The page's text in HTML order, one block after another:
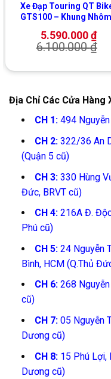
Xe Đạp Touring QT
GTS100 – Khung
5.590.000₫
6.100.000₫
Địa Chỉ Các Cửa Hàng
CH 1:494 Nguyễn
CH 2:322/36 An
(Quận 5 cũ)
CH 3:330 Hùng
Đức, BRVT cũ)
CH 4:216A Đ. Độc
Phú cũ)
CH 5:24 Nguyễn
Bình, HCM (Q.Thủ
CH 6:268 Nguyễn
cũ)
CH 7:05 Nguyễn
Dương cũ)
CH 8: 15 Phú Lợi,
Dương cũ)